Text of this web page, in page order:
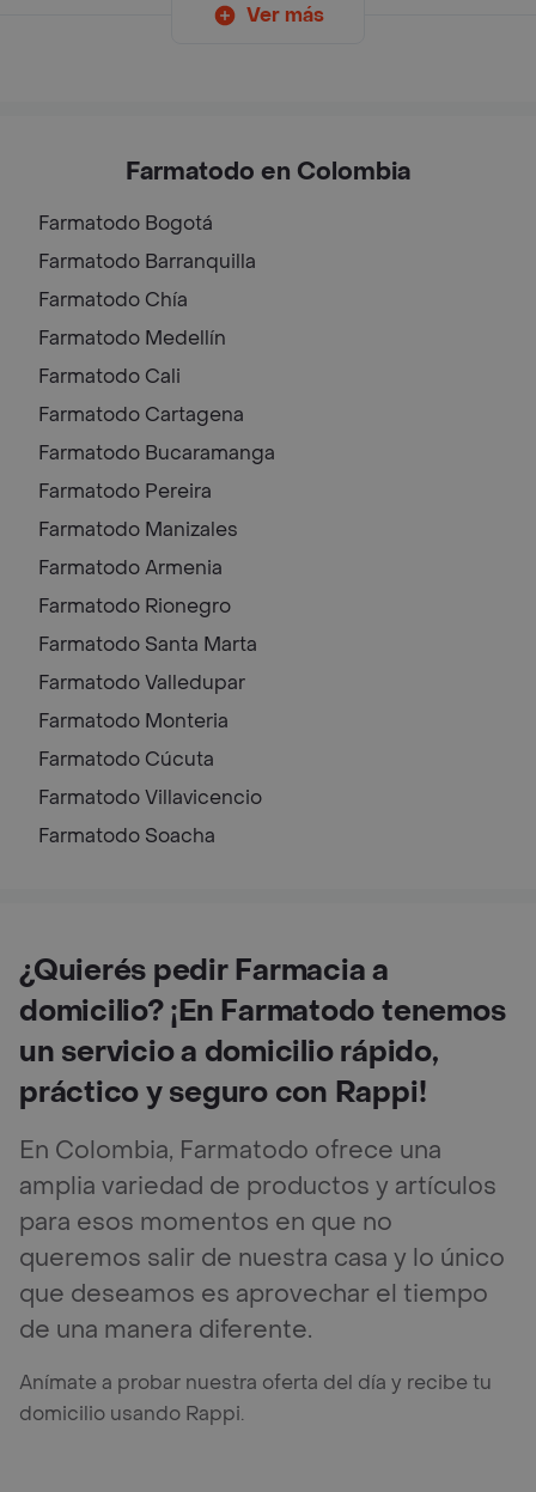
Ver más
Farmatodo en Colombia
Farmatodo Bogotá
Farmatodo Barranquilla
Farmatodo Chía
Farmatodo Medellín
Farmatodo Cali
Farmatodo Cartagena
Farmatodo Bucaramanga
Farmatodo Pereira
Farmatodo Manizales
FarmatodoArmenia
Farmatodo Rionegro
Farmatodo Santa Marta
FarmatodoValledupar
Farmatodo Monteria
Farmatodo Cúcuta
FarmatodoVillavicencio
Farmatodo Soacha
¿Quierés pedir Farmacia a
domicilio? ¡En Farmatodo tenemos
un servicio a domicilio rápido,
práctico y seguro con Rappi!
En Colombia, Farmatodo ofrece una
amplia variedad de productos y artículos
para esos momentos en que no
queremos salir de nuestra casa y lo único
que deseamos es aprovechar el tiempo
de una manera diferente.
Anímate a probar nuestra oferta del día y recibe tu
domicilio usando Rappi.